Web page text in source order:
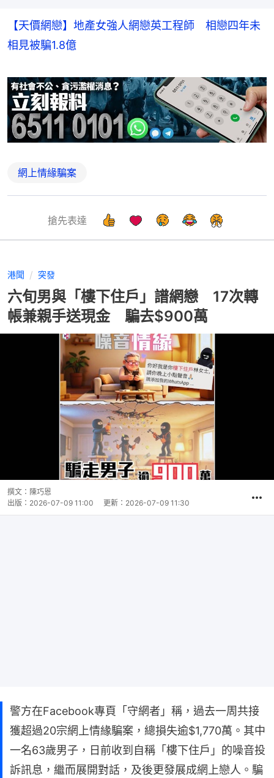
【天價網戀】地產女強人網戀英工程師 相戀四年未
相見被騙1.8億
網上情緣騙案
搶先表達
港聞 突發
六旬男與「樓下住戶」譜網戀 17次轉
帳兼親手送現金 騙去$900萬
撰文： 陳巧恩
出版： 2026-07-09 11:00 更新： 2026-07-09 11:30
警方在Facebook專頁「守網者」稱，過去一周共接
獲超過20宗網上情緣騙案，總損失逾$1,770萬。其中
一名63歲男子，日前收到自稱「樓下住戶」的噪音投
訴訊息，繼而展開對話，及後更發展成網上戀人。騙